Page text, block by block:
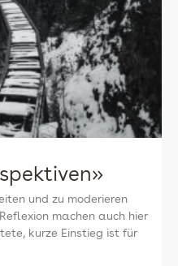
und zu moderieren
machen auch hier
kurze Einstieg ist für